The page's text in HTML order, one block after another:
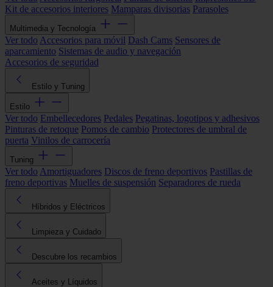
Kit de accesorios interiores Mamparas divisorias Parasoles
Multimedia y Tecnología
Ver todo Accesorios para móvil Dash Cams Sensores de
aparcamiento Sistemas de audio y navegación
Accesorios de seguridad
Estilo y Tuning
Estilo
Ver todo Embellecedores Pedales Pegatinas, logotipos y adhesivos
Pinturas de retoque Pomos de cambio Protectores de umbral de
puerta Vinilos de carrocería
Tuning
Ver todo Amortiguadores Discos de freno deportivos Pastillas de
freno deportivas Muelles de suspensión Separadores de rueda
Híbridos y Eléctricos
Limpieza y Cuidado
Descubre los recambios
Aceites y Líquidos